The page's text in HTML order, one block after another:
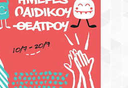
Του Τιμίου Σταυρού Στο